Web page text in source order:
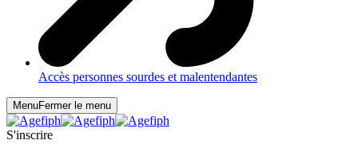
Accès personnes sourdes et malentendantes
MenuFermer le menu
S'inscrire